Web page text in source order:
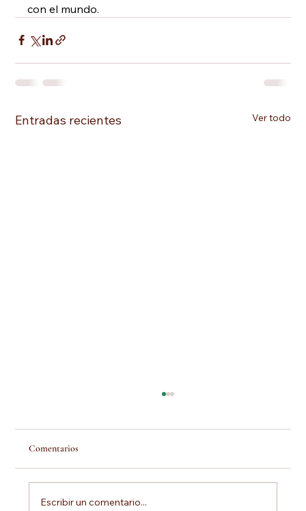
con el mundo.
Entradas recientes Ver todo
Comentarios
Escribir un comentario...